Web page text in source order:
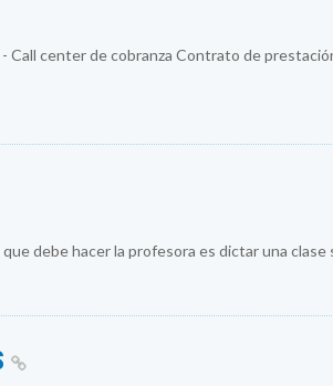
center de cobranza Contrato de
debe hacer la profesora es dictar una clase